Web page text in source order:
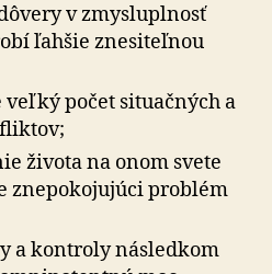
v zmysluplnosť
ľahšie znesiteľnou
počet situačných a
života na onom svete
znepokojujúci problém
a kontroly následkom